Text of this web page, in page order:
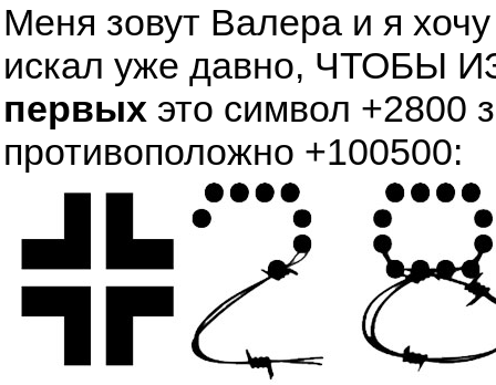
Меня зовут Валера и я
искал уже давно,
первых это символ +2800
противоположно +100500: